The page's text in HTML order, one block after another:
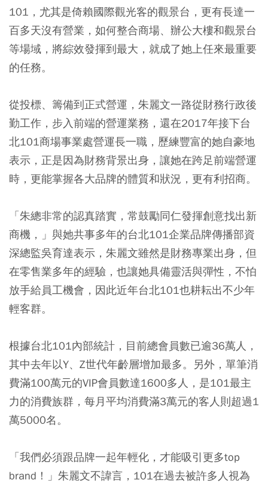
101，尤其是倚賴國際觀光客的觀景台，更有長達一
百多天沒有營業，如何整合商場、辦公大樓和觀景台
等場域，將綜效發揮到最大，就成了她上任來最重要
的任務。
從投標、籌備到正式營運，朱麗文一路從財務行政後
勤工作，步入前端的營運業務，還在2017年接下台
北101商場事業處營運長一職，歷練豐富的她自豪地
表示，正是因為財務背景出身，讓她在跨足前端營運
時，更能掌握各大品牌的體質和狀況，更有利招商。
「朱總非常的認真踏實，常鼓勵同仁發揮創意找出新
商機，」與她共事多年的台北101企業品牌傳播部資
深總監吳育達表示，朱麗文雖然是財務專業出身，但
在零售業多年的經驗，也讓她具備靈活與彈性，不怕
放手給員工機會，因此近年台北101也耕耘出不少年
輕客群。
根據台北101內部統計，目前總會員數已逾36萬人，
其中去年以Y、Z世代年齡層增加最多。另外，單筆消
費滿100萬元的VIP會員數達1600多人，是101最主
力的消費族群，每月平均消費滿3萬元的客人則超過1
萬5000名。
「我們必須跟品牌一起年輕化，才能吸引更多top
brand！」朱麗文不諱言，101在過去被許多人視為